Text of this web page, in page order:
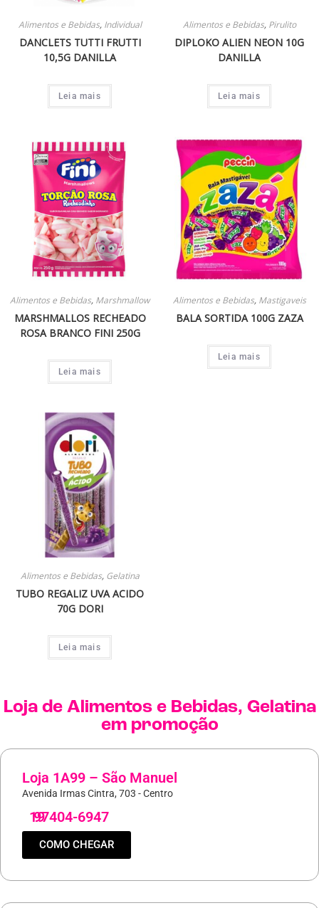
Alimentos e Bebidas, Individual
DANCLETS TUTTI FRUTTI
10,5G DANILLA
Leia mais
Alimentos e Bebidas, Pirulito
DIPLOKO ALIEN NEON 10G
DANILLA
Leia mais
Alimentos e Bebidas, Marshmallow
MARSHMALLOS RECHEADO
ROSA BRANCO FINI 250G
Leia mais
Alimentos e Bebidas, Mastigaveis
BALA SORTIDA 100G ZAZA
Leia mais
Alimentos e Bebidas, Gelatina
TUBO REGALIZ UVA ACIDO
70G DORI
Leia mais
Loja de Alimentos e Bebidas, Gelatina
em promoção
Loja 1A99 – São Manuel
Avenida Irmas Cintra, 703 - Centro
19
97404-6947
COMO CHEGAR